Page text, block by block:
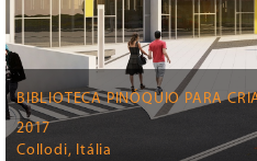
BIBLIOTECA PINÓQUIO PARA
2017
Collodi, Itália